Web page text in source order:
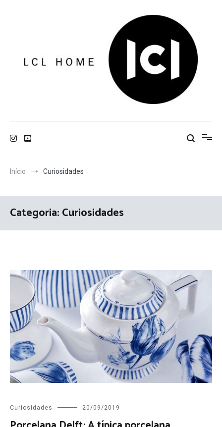
Início Curiosidades
Categoria:Curiosidades
Curiosidades 20/09/2019